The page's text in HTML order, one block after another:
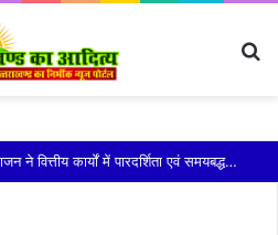
कुमाऊं कमिश्नर और नैनीताल विधायक को मिला एसआईआर का नोटिस सरिता आर्या ने पता बदलने को बताया कारण